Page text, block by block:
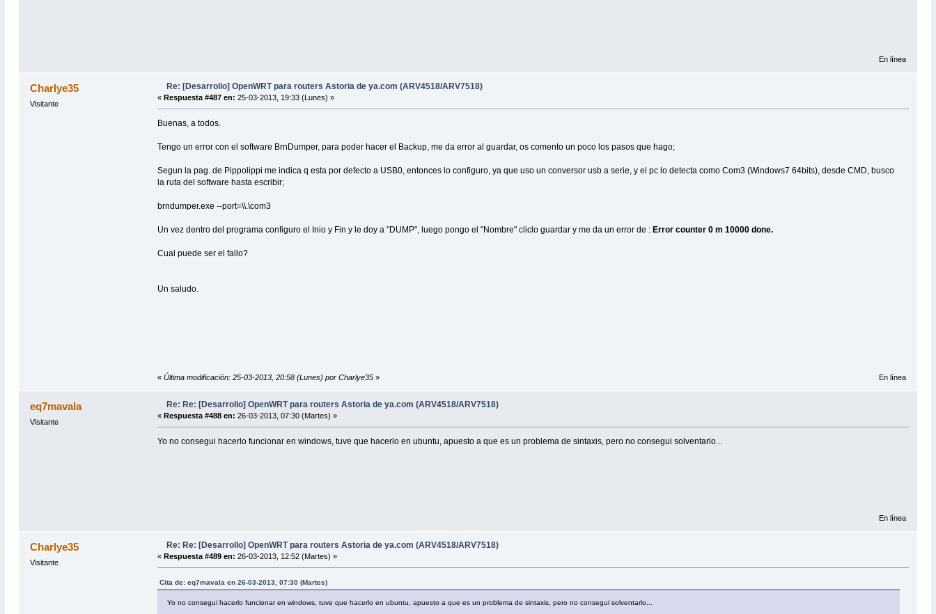
En línea
Charlye35
Visitante
Re: [Desarrollo] OpenWRT para routers Astoria de ya.com (ARV4518/ARV7518)
«Respuesta #487 en: 25-03-2013, 19:33 (Lunes) »
Buenas, a todos.
Tengo un error con el software BrnDumper, para poder hacer el Backup, me da error al guardar, os comento un poco los pasos que hago;
Segun la pag. de Pippolippi me indica q esta por defecto a USB0, entonces lo configuro, ya que uso un conversor usb a serie, y el pc lo detecta como Com3 (Windows7 64bits), desde CMD, busco
la ruta del software hasta escribir;
brndumper.exe --port=\\.\com3
Un vez dentro del programa configuro el Inio y Fin y le doy a "DUMP", luego pongo el "Nombre" cliclo guardar y me da un error de : Error counter 0 m 10000 done.
Cual puede ser el fallo?
Un saludo.
«Última modificación: 25-03-2013, 20:58 (Lunes) por Charlye35 » En línea
eq7mavala
Visitante
Re: Re: [Desarrollo] OpenWRT para routers Astoria de ya.com (ARV4518/ARV7518)
« Respuesta #488 en: 26-03-2013, 07:30 (Martes) »
Yo no consegui hacerlo funcionar en windows, tuve que hacerlo en ubuntu, apuesto a que es un problema de sintaxis, pero no consegui solventarlo...
En línea
Charlye35
Visitante
Re: Re: [Desarrollo] OpenWRT para routers Astoria de ya.com (ARV4518/ARV7518)
« Respuesta #489 en: 26-03-2013, 12:52 (Martes) »
Cita de: eq7mavala en 26-03-2013, 07:30 (Martes)
Yo no consegui hacerlo funcionar en windows, tuve que hacerlo en ubuntu, apuesto a que es un problema de sintaxis, pero no consegui solventarlo...